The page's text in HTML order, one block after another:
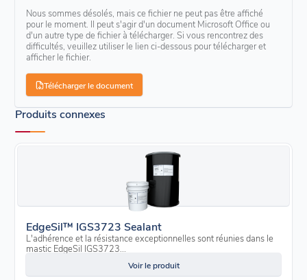
Nous sommes désolés, mais ce fichier ne peut pas être affiché
pour le moment. Il peut s'agir d'un document Microsoft Office ou
d'un autre type de fichier à télécharger. Si vous rencontrez des
difficultés, veuillez utiliser le lien ci-dessous pour télécharger et
afficher le fichier.
Télécharger le document
Produits connexes
EdgeSil™ IGS3723 Sealant
L'adhérence et la résistance exceptionnelles sont réunies dans le
mastic EdgeSil IGS3723...
Voir le produit